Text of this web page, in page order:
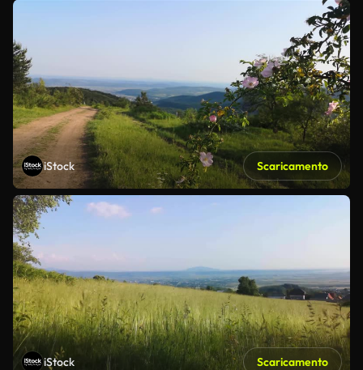
iStock Scaricamento
iStock Scaricamento